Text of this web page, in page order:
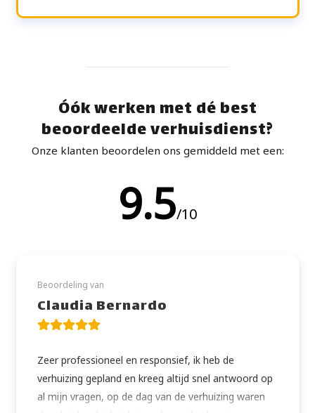
Óók werken met dé best
beoordeelde verhuisdienst?
Onze klanten beoordelen ons gemiddeld met een:
9.5/10
Beoordeling van
Claudia Bernardo
Zeer professioneel en responsief, ik heb de
verhuizing gepland en kreeg altijd snel antwoord op
al mijn vragen, op de dag van de verhuizing waren